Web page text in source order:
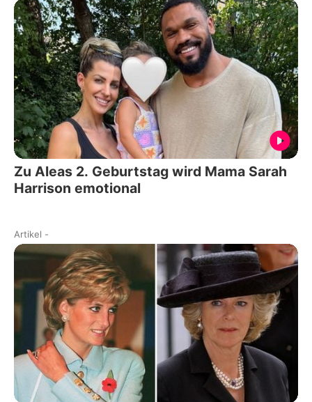
Zu Aleas 2. Geburtstag wird Mama Sarah
Harrison emotional
Artikel -